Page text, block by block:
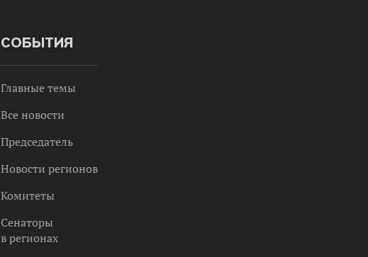
СОБЫТИЯ
Главные темы
Все новости
Председатель
Новости регионов
Комитеты
Сенаторы
в регионах